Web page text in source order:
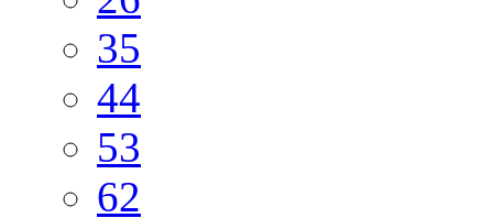
35
44
53
62